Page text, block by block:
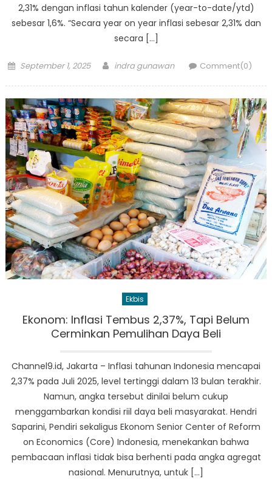
2,31% dengan inflasi tahun kalender (year-to-date/ytd)
sebesar 1,6%. “Secara year on year inflasi sebesar 2,31% dan
secara […]
Posted
September 1, 2025 Author
indra gunawan Comment(0)
Ekbis
Ekonom: Inflasi Tembus 2,37%, Tapi Belum
Cerminkan Pemulihan Daya Beli
Channel9.id, Jakarta – Inflasi tahunan Indonesia mencapai
2,37% pada Juli 2025, level tertinggi dalam 13 bulan terakhir.
Namun, angka tersebut dinilai belum cukup
menggambarkan kondisi riil daya beli masyarakat. Hendri
Saparini, Pendiri sekaligus Ekonom Senior Center of Reform
on Economics (Core) Indonesia, menekankan bahwa
pembacaan inflasi tidak bisa berhenti pada angka agregat
nasional. Menurutnya, untuk […]